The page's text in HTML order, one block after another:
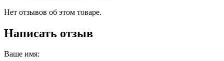
Нет отзывов об этом товаре.
Написать отзыв
Ваше имя: